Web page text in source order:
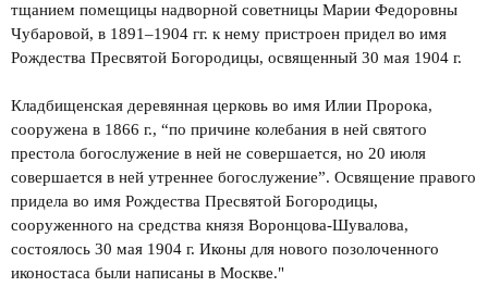
тщанием помещицы надворной советницы Марии Федоровны
Чубаровой, в 1891–1904 гг. к нему пристроен придел во имя
Рождества Пресвятой Богородицы, освященный 30 мая 1904 г.
Кладбищенская деревянная церковь во имя Илии Пророка,
сооружена в 1866 г., “по причине колебания в ней святого
престола богослужение в ней не совершается, но 20 июля
совершается в ней утреннее богослужение”. Освящение правого
придела во имя Рождества Пресвятой Богородицы,
сооруженного на средства князя Воронцова-Шувалова,
состоялось 30 мая 1904 г. Иконы для нового позолоченного
иконостаса были написаны в Москве."